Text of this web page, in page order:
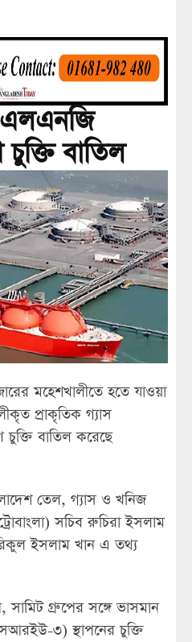
এলএনজি
চুক্তি বাতিল
মহেশখালীতে হতে যাওয়া
প্রাকৃতিক গ্যাস
চুক্তি বাতিল করেছে
তেল, গ্যাস ও খনিজ
সচিব রুচিরা ইসলাম
ইসলাম খান এ তথ্য
গ্রুপের সঙ্গে ভাসমান
৩) স্থাপনের চুক্তি